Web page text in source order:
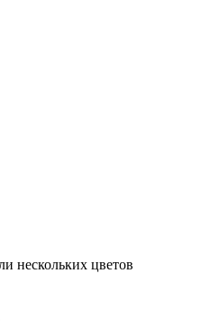
нескольких цветов